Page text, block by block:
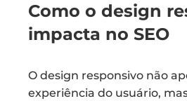
Como o design
impacta no SEO
O design responsivo não
experiência do usuário,